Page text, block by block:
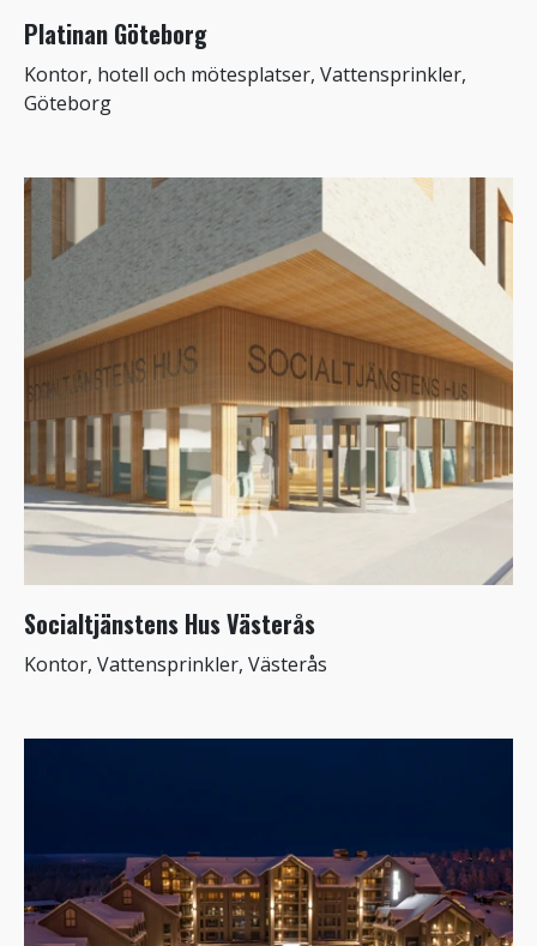
Platinan Göteborg
Kontor, hotell och mötesplatser, Vattensprinkler,
Göteborg
Socialtjänstens Hus Västerås
Kontor, Vattensprinkler, Västerås